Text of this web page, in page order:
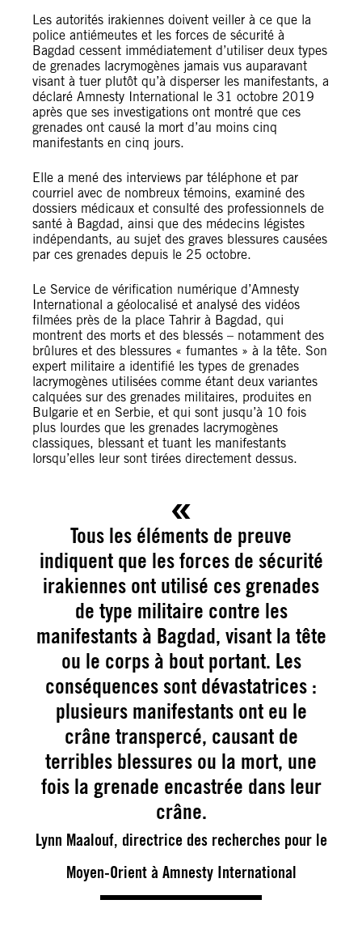
Les autorités irakiennes doivent veiller à ce que la
police antiémeutes et les forces de sécurité à
Bagdad cessent immédiatement d’utiliser deux types
de grenades lacrymogènes jamais vus auparavant
visant à tuer plutôt qu’à disperser les manifestants, a
déclaré Amnesty International le 31 octobre 2019
après que ses investigations ont montré que ces
grenades ont causé la mort d’au moins cinq
manifestants en cinq jours.
Elle a mené des interviews par téléphone et par
courriel avec de nombreux témoins, examiné des
dossiers médicaux et consulté des professionnels de
santé à Bagdad, ainsi que des médecins légistes
indépendants, au sujet des graves blessures causées
par ces grenades depuis le 25 octobre.
Le Service de vérification numérique d’Amnesty
International a géolocalisé et analysé des vidéos
filmées près de la place Tahrir à Bagdad, qui
montrent des morts et des blessés – notamment des
brûlures et des blessures « fumantes » à la tête. Son
expert militaire a identifié les types de grenades
lacrymogènes utilisées comme étant deux variantes
calquées sur des grenades militaires, produites en
Bulgarie et en Serbie, et qui sont jusqu’à 10 fois
plus lourdes que les grenades lacrymogènes
classiques, blessant et tuant les manifestants
lorsqu’elles leur sont tirées directement dessus.
Tous les éléments de preuve
indiquent que les forces de sécurité
irakiennes ont utilisé ces grenades
de type militaire contre les
manifestants à Bagdad, visant la tête
ou le corps à bout portant. Les
conséquences sont dévastatrices :
plusieurs manifestants ont eu le
crâne transpercé, causant de
terribles blessures ou la mort, une
fois la grenade encastrée dans leur
crâne.
Lynn Maalouf, directrice des recherches pour le
Moyen-Orient à Amnesty International